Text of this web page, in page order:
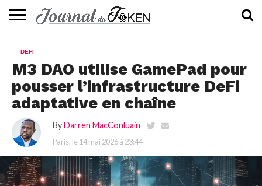
📰
EVALUATION
GUIDE
TENDANCES
À
CONTACTEZ-
DEFI
M3 DAO utilise GamePad pour
pousser l’infrastructure DeFi
adaptative en chaîne
By Darren MacConluain
Paris, le 14 mai 2026 à 23:44